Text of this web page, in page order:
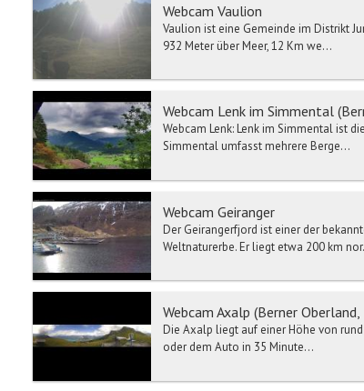
Webcam Vaulion
Vaulion ist eine Gemeinde im Distrikt
932 Meter über Meer, 12 Km we...
Webcam Lenk im Simmental
Webcam Lenk: Lenk im Simmental ist
Simmental umfasst mehrere Berge...
Webcam Geiranger
Der Geirangerfjord ist einer der
Weltnaturerbe. Er liegt etwa 200 km
Webcam Axalp (Berner Oberland,
Die Axalp liegt auf einer Höhe von
oder dem Auto in 35 Minute...